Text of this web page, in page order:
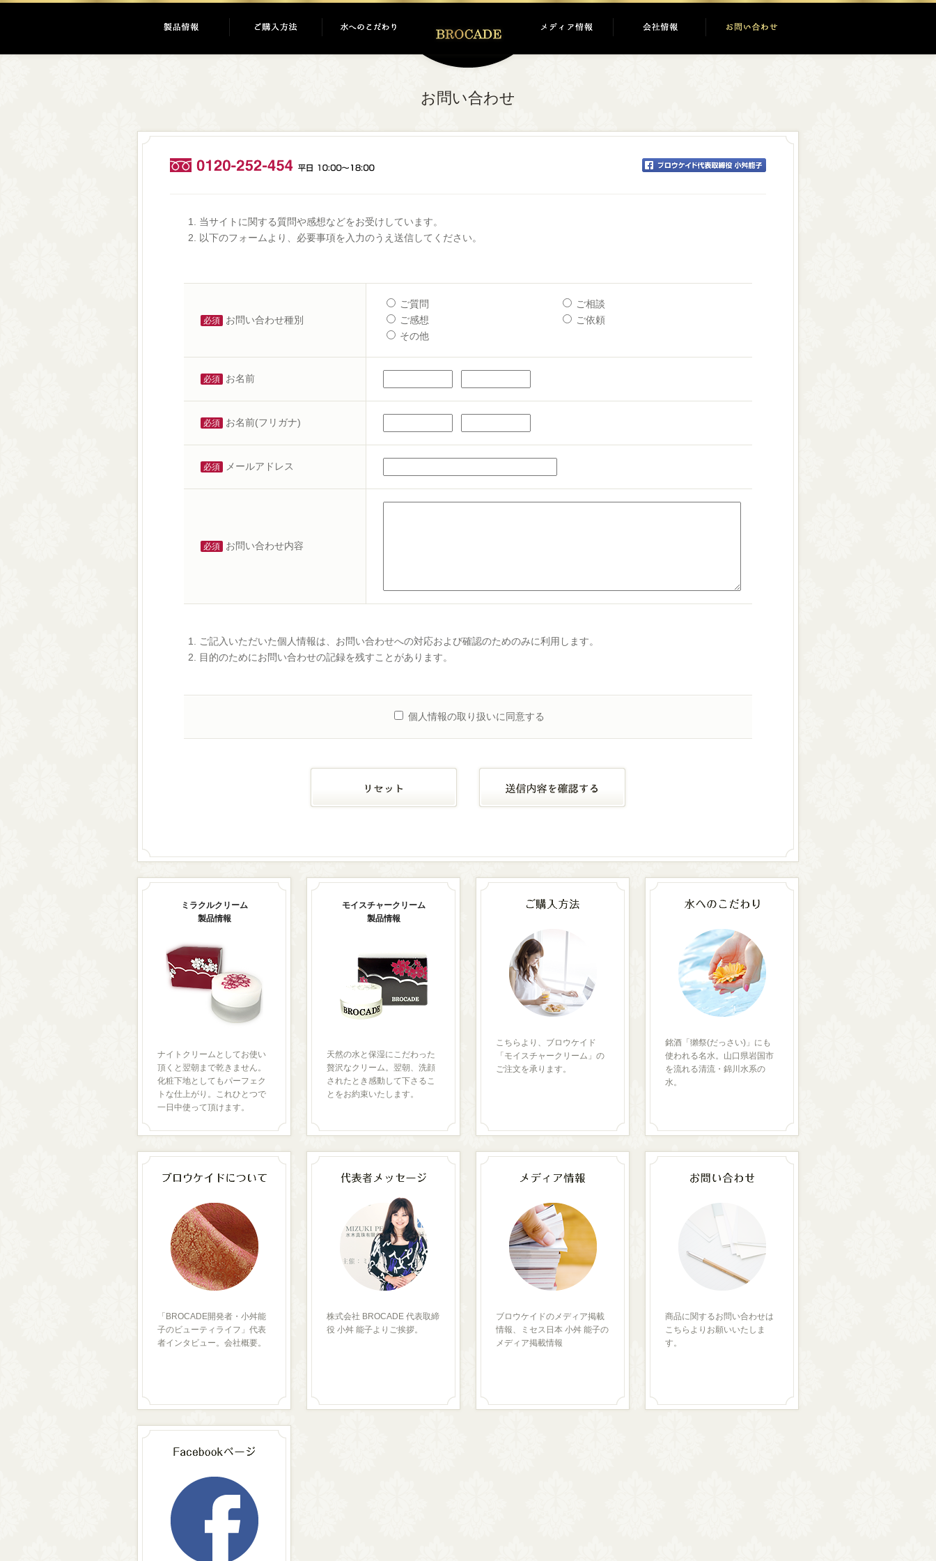
お問い合わせ
当サイトに関する質問や感想などをお受けしています。
以下のフォームより、必要事項を入力のうえ送信してください。
必須 お問い合わせ種別
ご質問
ご相談
ご感想
ご依頼
その他
必須 お名前
必須 お名前(フリガナ)
必須 メールアドレス
必須 お問い合わせ内容
ご記入いただいた個人情報は、お問い合わせへの対応および確認のためのみに利用します。
目的のためにお問い合わせの記録を残すことがあります。
個人情報の取り扱いに同意する
ミラクルクリーム
製品情報
ナイトクリームとしてお使い
頂くと翌朝まで乾きません。
化粧下地としてもパーフェク
トな仕上がり。これひとつで
一日中使って頂けます。
モイスチャークリーム
製品情報
天然の水と保湿にこだわった
贅沢なクリーム。翌朝、洗顔
されたとき感動して下さるこ
とをお約束いたします。
こちらより、ブロウケイド
「モイスチャークリーム」の
ご注文を承ります。
銘酒「獺祭(だっさい)」にも
使われる名水。山口県岩国市
を流れる清流・錦川水系の
水。
「BROCADE開発者・小舛能
子のビューティライフ」代表
者インタビュー。会社概要。
株式会社 BROCADE 代表取締
役 小舛 能子よりご挨拶。
ブロウケイドのメディア掲載
情報、ミセス日本 小舛 能子の
メディア掲載情報
商品に関するお問い合わせは
こちらよりお願いいたしま
す。